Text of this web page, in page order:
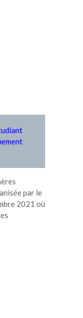
par le
2021 où